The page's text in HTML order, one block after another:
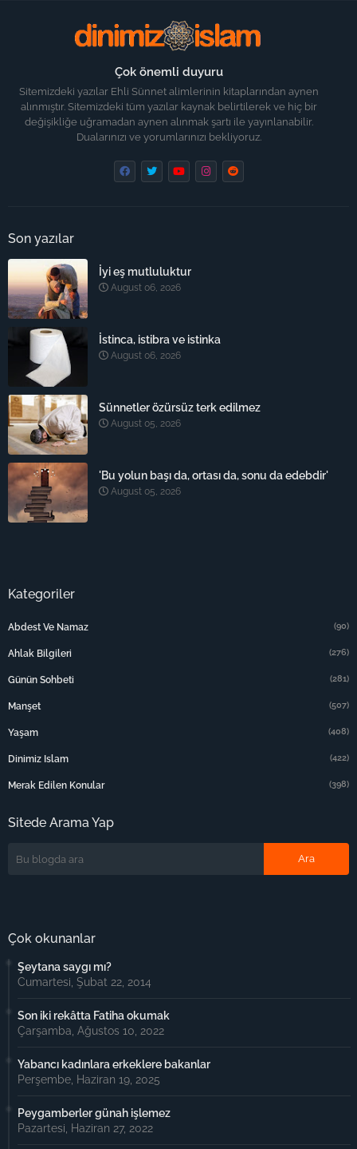
Çok önemli duyuru
Sitemizdeki yazılar Ehli Sünnet alimlerinin kitaplarından aynen
alınmıştır. Sitemizdeki tüm yazılar kaynak belirtilerek ve hiç bir
değişikliğe uğramadan aynen alınmak şartı ile yayınlanabilir.
Dualarınızı ve yorumlarınızı bekliyoruz.
Son yazılar
İyi eş mutluluktur
August 06, 2026
İstinca, istibra ve istinka
August 06, 2026
Sünnetler özürsüz terk edilmez
August 05, 2026
'Bu yolun başı da, ortası da, sonu da edebdir'
August 05, 2026
Kategoriler
Abdest Ve Namaz (90)
Ahlak Bilgileri (276)
Günün Sohbeti (281)
Manşet (507)
Yaşam (408)
Dinimiz Islam (422)
Merak Edilen Konular (398)
Sitede Arama Yap
Çok okunanlar
Şeytana saygı mı?
Cumartesi, Şubat 22, 2014
Son iki rekâtta Fatiha okumak
Çarşamba, Ağustos 10, 2022
Yabancı kadınlara erkeklere bakanlar
Perşembe, Haziran 19, 2025
Peygamberler günah işlemez
Pazartesi, Haziran 27, 2022